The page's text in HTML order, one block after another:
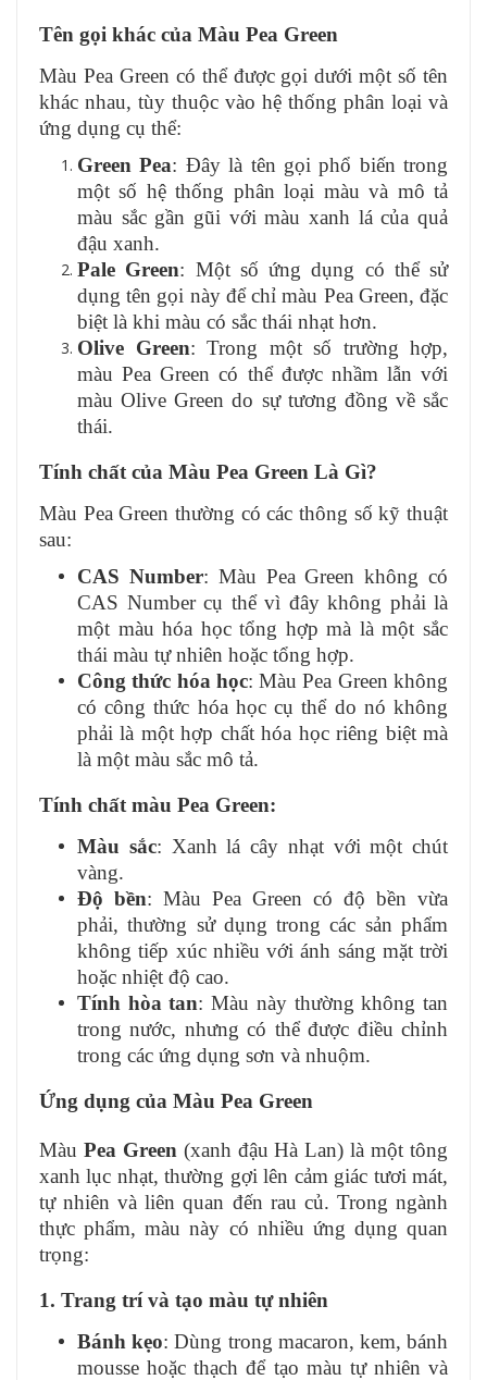
Tên gọi khác của Màu Pea Green
Màu Pea Green có thể được gọi dưới một số tên
khác nhau, tùy thuộc vào hệ thống phân loại và
ứng dụng cụ thể:
Green Pea: Đây là tên gọi phổ biến trong
một số hệ thống phân loại màu và mô tả
màu sắc gần gũi với màu xanh lá của quả
đậu xanh.
Pale Green: Một số ứng dụng có thể sử
dụng tên gọi này để chỉ màu Pea Green, đặc
biệt là khi màu có sắc thái nhạt hơn.
Olive Green: Trong một số trường hợp,
màu Pea Green có thể được nhầm lẫn với
màu Olive Green do sự tương đồng về sắc
thái.
Tính chất của Màu Pea Green Là Gì?
Màu Pea Green thường có các thông số kỹ thuật
sau:
CAS Number: Màu Pea Green không có
CAS Number cụ thể vì đây không phải là
một màu hóa học tổng hợp mà là một sắc
thái màu tự nhiên hoặc tổng hợp.
Công thức hóa học: Màu Pea Green không
có công thức hóa học cụ thể do nó không
phải là một hợp chất hóa học riêng biệt mà
là một màu sắc mô tả.
Tính chất màu Pea Green:
Màu sắc: Xanh lá cây nhạt với một chút
vàng.
Độ bền: Màu Pea Green có độ bền vừa
phải, thường sử dụng trong các sản phẩm
không tiếp xúc nhiều với ánh sáng mặt trời
hoặc nhiệt độ cao.
Tính hòa tan: Màu này thường không tan
trong nước, nhưng có thể được điều chỉnh
trong các ứng dụng sơn và nhuộm.
Ứng dụng của Màu Pea Green
Màu Pea Green (xanh đậu Hà Lan) là một tông
xanh lục nhạt, thường gợi lên cảm giác tươi mát,
tự nhiên và liên quan đến rau củ. Trong ngành
thực phẩm, màu này có nhiều ứng dụng quan
trọng:
1. Trang trí và tạo màu tự nhiên
Bánh kẹo: Dùng trong macaron, kem, bánh
mousse hoặc thạch để tạo màu tự nhiên và